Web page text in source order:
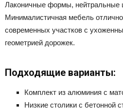
Лаконичные формы, нейтральные
Минималистичная мебель
современных участков с
геометрией дорожек.
Подходящие варианты:
Комплект из алюминия с
Низкие столики с бетонной